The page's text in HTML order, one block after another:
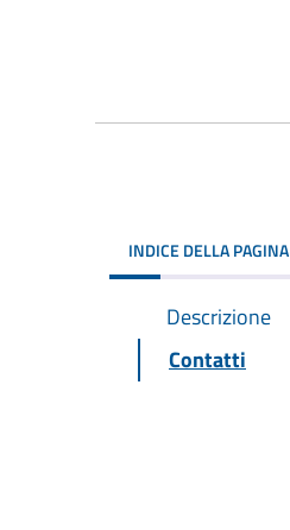
INDICE DELLA PAGINA
Descrizione
Contatti